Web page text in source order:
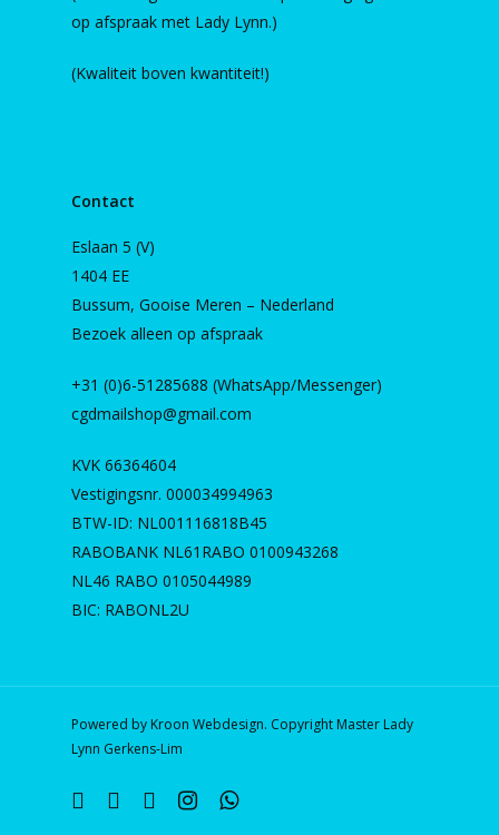
op afspraak met Lady Lynn.)
(Kwaliteit boven kwantiteit!)
Contact
Eslaan 5 (V)
1404 EE
Bussum, Gooise Meren – Nederland
Bezoek alleen op afspraak
+31 (0)6-51285688 (WhatsApp/Messenger)
cgdmailshop@gmail.com
KVK 66364604
Vestigingsnr. 000034994963
BTW-ID: NL001116818B45
RABOBANK NL61RABO 0100943268
NL46 RABO 0105044989
BIC: RABONL2U
Powered by Kroon Webdesign. Copyright Master Lady
Lynn Gerkens-Lim
twitter facebooklinkedininstagramwhatsapp